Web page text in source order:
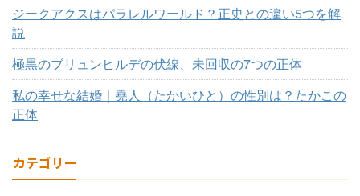
ジークアクスはパラレルワールド？正史との違い5つを解
説
極黒のブリュンヒルデの伏線、未回収の7つの正体
私の幸せな結婚｜堯人（たかいひと）の性別は？たかこの
正体
カテゴリー